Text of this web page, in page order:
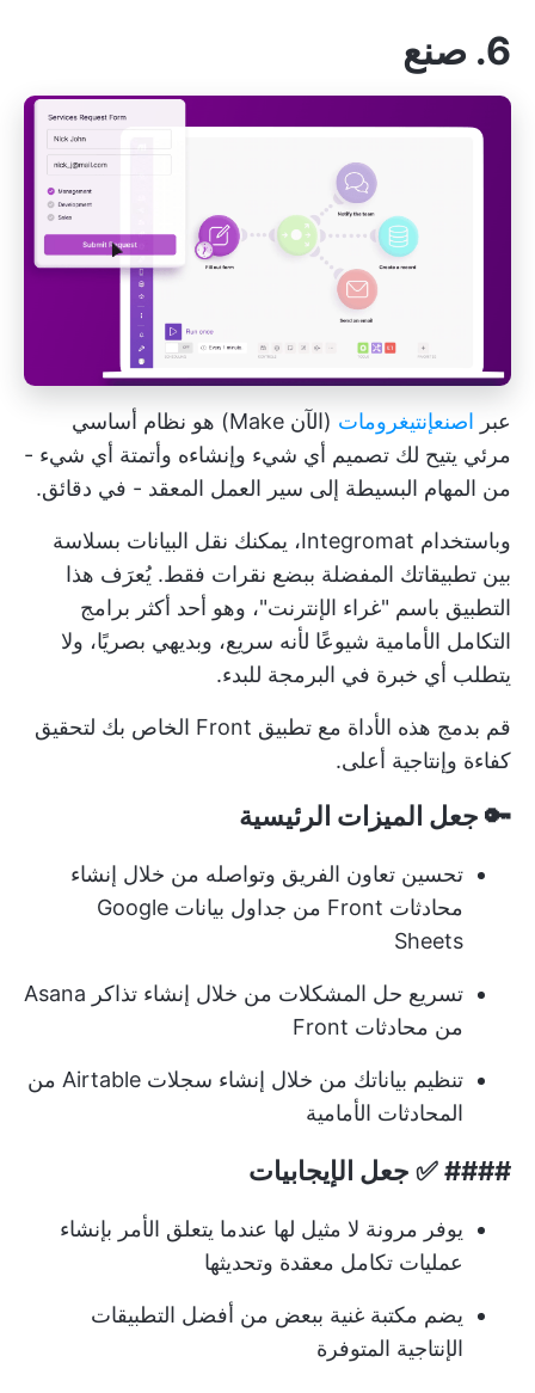
6. صنع
عبر اصنعإنتيغرومات
(الآن Make) هو نظام أساسي
مرئي يتيح لك تصميم أي شيء وإنشاءه وأتمتة أي شيء -
من المهام البسيطة إلى سير العمل المعقد - في دقائق.
وباستخدام Integromat، يمكنك نقل البيانات بسلاسة
بين تطبيقاتك المفضلة ببضع نقرات فقط. يُعرَف هذا
التطبيق باسم "غراء الإنترنت"، وهو أحد أكثر برامج
التكامل الأمامية شيوعًا لأنه سريع، وبديهي بصريًا، ولا
يتطلب أي خبرة في البرمجة للبدء.
قم بدمج هذه الأداة مع تطبيق Front الخاص بك لتحقيق
كفاءة وإنتاجية أعلى.
🔑 جعل الميزات الرئيسية
تحسين تعاون الفريق وتواصله من خلال إنشاء
محادثات Front من جداول بيانات Google
Sheets
تسريع حل المشكلات من خلال إنشاء تذاكر Asana
من محادثات Front
تنظيم بياناتك من خلال إنشاء سجلات Airtable من
المحادثات الأمامية
#### ✅ جعل الإيجابيات
يوفر مرونة لا مثيل لها عندما يتعلق الأمر بإنشاء
عمليات تكامل معقدة وتحديثها
يضم مكتبة غنية ببعض من أفضل التطبيقات
الإنتاجية المتوفرة